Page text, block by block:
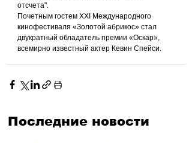
отсчета".
Почетным гостем XXI Международного
кинофестиваля «Золотой абрикос» стал
двукратный обладатель премии «Оскар»,
всемирно известный актер Кевин Спейси.
Последние новости